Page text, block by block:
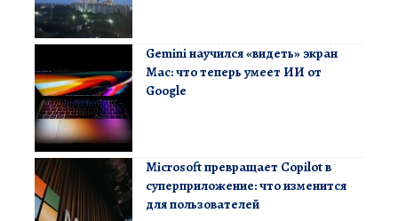
Gemini научился «видеть» экран
Mac: что теперь умеет ИИ от
Google
Microsoft превращает Copilot в
суперприложение: что изменится
для пользователей